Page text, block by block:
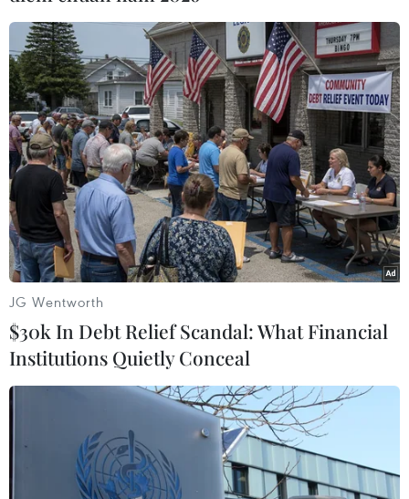
Trăng 3 trong ngày 16/10
16/10/2020 05:00
Theo báo cáo của các lực lượng chức năng, hiện các
thành viên cứu hộ cứu nạn đang khẩn trương mở
đường 71 để tiến vào điểm sạt lở tại khu vực Nhà máy
thủy điện Rào Trăng 3.
JG Wentworth
$30k In Debt Relief Scandal: What Financial
Institutions Quietly Conceal